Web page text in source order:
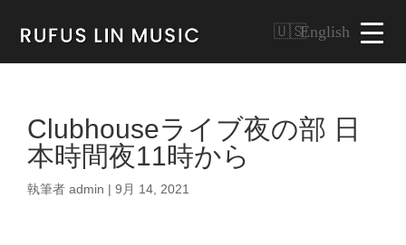
English
Clubhouseライブ夜の部 日
本時間夜11時から
執筆者 admin | 9月 14, 2021